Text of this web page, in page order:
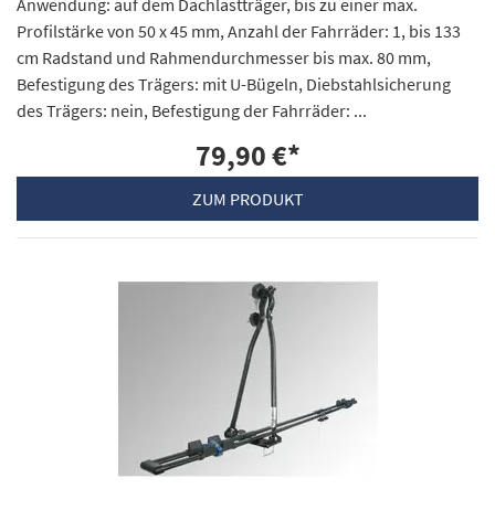
Anwendung: auf dem Dachlastträger, bis zu einer max.
Profilstärke von 50 x 45 mm, Anzahl der Fahrräder: 1, bis 133
cm Radstand und Rahmendurchmesser bis max. 80 mm,
Befestigung des Trägers: mit U-Bügeln, Diebstahlsicherung
des Trägers: nein, Befestigung der Fahrräder: ...
79,90 €*
ZUM PRODUKT